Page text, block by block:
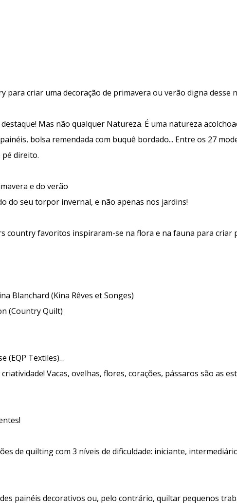
criar uma decoração de primavera ou verão digna desse
Mas não qualquer Natureza. É uma natureza
bolsa remendada com buquê bordado... Entre os 27
direito.
e do verão
do seu torpor invernal, e não apenas nos jardins!
country favoritos inspiraram-se na flora e na fauna para criar
Blanchard (Kina Rêves et Songes)
(Country Quilt)
(EQP Textiles)…
Vacas, ovelhas, flores, corações, pássaros são as
de quilting com 3 níveis de dificuldade: iniciante,
painéis decorativos ou, pelo contrário, quiltar pequenos